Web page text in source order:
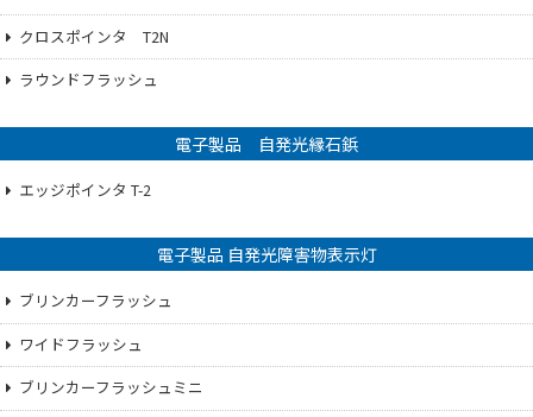
クロスポインタ T2N
ラウンドフラッシュ
電子製品 自発光縁石鋲
エッジポインタ T-2
電子製品 自発光障害物表示灯
ブリンカーフラッシュ
ワイドフラッシュ
ブリンカーフラッシュミニ